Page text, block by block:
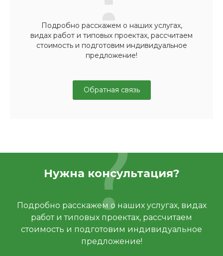
Подробно расскажем о наших услугах,
видах работ и типовых проектах, рассчитаем
стоимость и подготовим индивидуальное
предложение!
Обратная связь
Нужна консультация?
Подробно расскажем о наших услугах, видах
работ и типовых проектах, рассчитаем
стоимость и подготовим индивидуальное
предложение!